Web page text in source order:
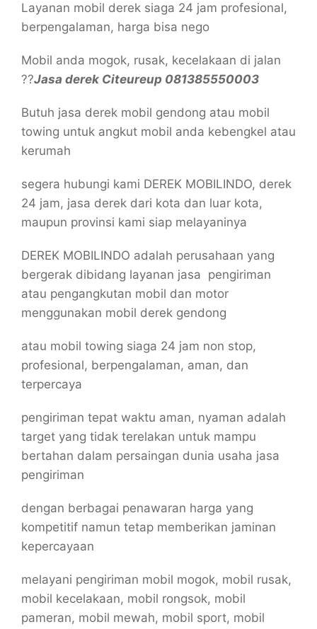
Layanan mobil derek siaga 24 jam profesional,
berpengalaman, harga bisa nego
Mobil anda mogok, rusak, kecelakaan di jalan
??Jasa derek Citeureup 081385550003
Butuh jasa derek mobil gendong atau mobil
towing untuk angkut mobil anda kebengkel atau
kerumah
segera hubungi kami DEREK MOBILINDO, derek
24 jam, jasa derek dari kota dan luar kota,
maupun provinsi kami siap melayaninya
DEREK MOBILINDO adalah perusahaan yang
bergerak dibidang layanan jasa pengiriman
atau pengangkutan mobil dan motor
menggunakan mobil derek gendong
atau mobil towing siaga 24 jam non stop,
profesional, berpengalaman, aman, dan
terpercaya
pengiriman tepat waktu aman, nyaman adalah
target yang tidak terelakan untuk mampu
bertahan dalam persaingan dunia usaha jasa
pengiriman
dengan berbagai penawaran harga yang
kompetitif namun tetap memberikan jaminan
kepercayaan
melayani pengiriman mobil mogok, mobil rusak,
mobil kecelakaan, mobil rongsok, mobil
pameran, mobil mewah, mobil sport, mobil